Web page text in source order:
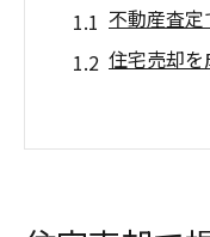
不動産査
住宅売却
岡崎市の